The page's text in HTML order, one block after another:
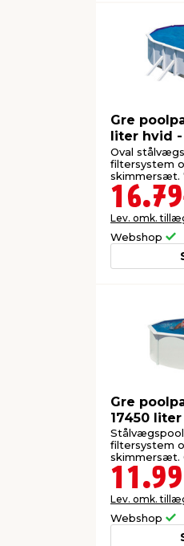
Gre
liter hvid
Oval
filtersystem
skimmersæt.
Lev. omk.
Webshop
Gre
17450
Fun
Stålvægspool
filtersystem
skimmersæt.
Lev. omk.
Webshop